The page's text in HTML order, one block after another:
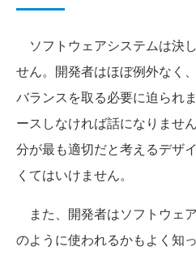
ソフトウェアシステムは決
せん。開発者はほぼ例外なく
バランスを取る必要に迫られ
ースしなければ話になりませ
分が最も適切だと考えるデザ
くてはいけません。
また、開発者はソフトウェ
のように使われるかもよく知